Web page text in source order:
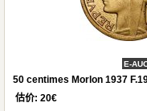
E-
50 centimes Morlon 1937
估价: 20€